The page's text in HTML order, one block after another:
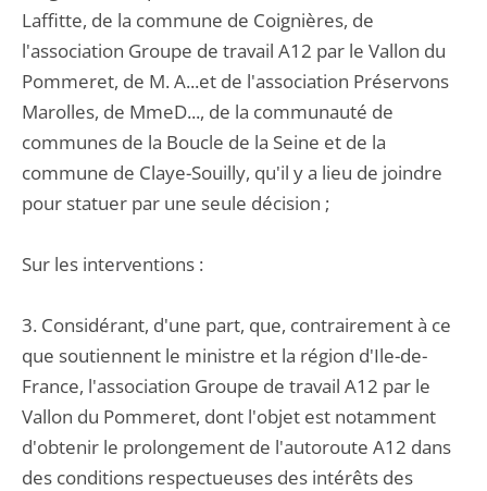
Laffitte, de la commune de Coignières, de
l'association Groupe de travail A12 par le Vallon du
Pommeret, de M. A...et de l'association Préservons
Marolles, de MmeD..., de la communauté de
communes de la Boucle de la Seine et de la
commune de Claye-Souilly, qu'il y a lieu de joindre
pour statuer par une seule décision ;
Sur les interventions :
3. Considérant, d'une part, que, contrairement à ce
que soutiennent le ministre et la région d'Ile-de-
France, l'association Groupe de travail A12 par le
Vallon du Pommeret, dont l'objet est notamment
d'obtenir le prolongement de l'autoroute A12 dans
des conditions respectueuses des intérêts des